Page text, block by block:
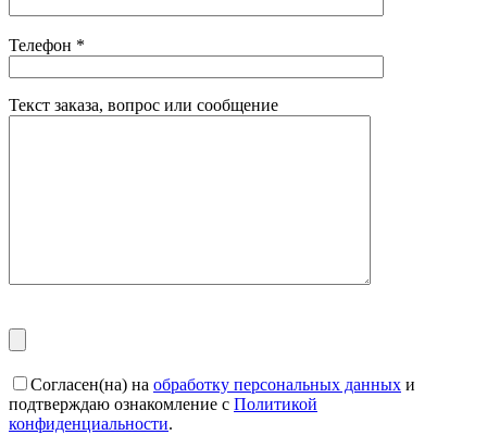
Телефон *
Текст заказа, вопрос или сообщение
Согласен(на) на обработку персональных данных и
подтверждаю ознакомление с Политикой
конфиденциальности.